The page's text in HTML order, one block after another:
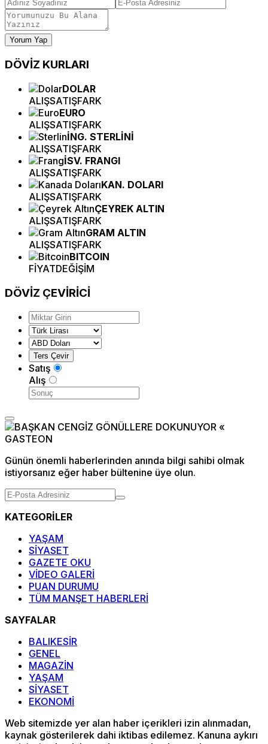
Yorum Yap
DÖVİZ KURLARI
DOLAR
ALIŞSATIŞFARK
EURO
ALIŞSATIŞFARK
İNG. STERLİNİ
ALIŞSATIŞFARK
İSV. FRANGI
ALIŞSATIŞFARK
KAN. DOLARI
ALIŞSATIŞFARK
ÇEYREK ALTIN
ALIŞSATIŞFARK
GRAM ALTIN
ALIŞSATIŞFARK
BITCOIN
FİYATDEĞİŞİM
DÖVİZ ÇEVİRİCİ
Satış
Alış
Günün önemli haberlerinden anında bilgi sahibi olmak
istiyorsanız eğer haber bültenine üye olun.
KATEGORİLER
YAŞAM
SİYASET
GAZETE OKU
VİDEO GALERİ
PUAN DURUMU
TÜM MANŞET HABERLERİ
SAYFALAR
BALIKESİR
GENEL
MAGAZİN
YAŞAM
SİYASET
EKONOMİ
Web sitemizde yer alan haber içerikleri izin alınmadan,
kaynak gösterilerek dahi iktibas edilemez. Kanuna aykırı